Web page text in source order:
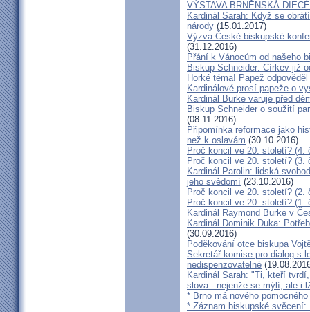
VÝSTAVA BRNĚNSKÁ
Kardinál Sarah: Když se
národy (15.01.2017)
Výzva České biskupské
(31.12.2016)
Přání k Vánocům od našeho
Biskup Schneider: Církev již
Horké téma! Papež
Kardinálové prosí papeže o
Kardinál Burke varuje před
Biskup Schneider o soužití
(08.11.2016)
Připomínka reformace jako
než k oslavám (30.10.2016)
Proč koncil ve 20. století? (4.
Proč koncil ve 20. století? (3.
Kardinál Parolin: lidská
jeho svědomí (23.10.2016)
Proč koncil ve 20. století? (2.
Proč koncil ve 20. století? (1.
Kardinál Raymond Burke v
Kardinál Dominik Duka:
(30.09.2016)
Poděkování otce biskupa
Sekretář komise pro dialog s
nedispenzovatelné
Kardinál Sarah: "Ti, kteří
slova - nejenže se mýlí, ale i
* Brno má nového
* Záznam biskupské svěcení: